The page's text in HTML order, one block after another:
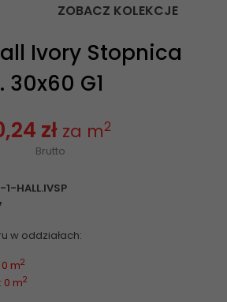
ZOBACZ KOLEKCJE
Ivory Stopnica
G1
zł za m2
Brutto
HALL.IVSP
w oddziałach:
m2
0 m2